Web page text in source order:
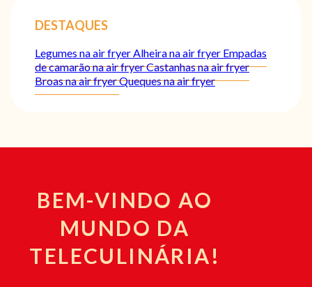
DESTAQUES
Legumes na air fryerAlheira na air fryer Empadas
de camarão na air fryerCastanhas na air fryer
Broas na air fryerQueques na air fryer
BEM-VINDO AO
MUNDO DA
TELECULINÁRIA!